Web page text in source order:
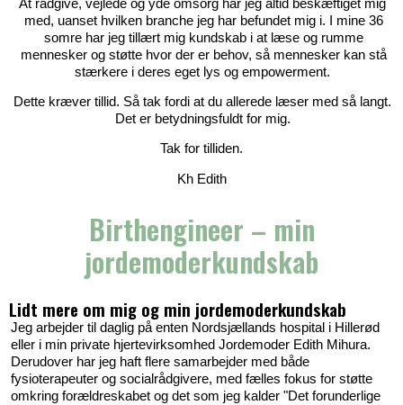
At rådgive, vejlede og yde omsorg har jeg altid beskæftiget mig
med, uanset hvilken branche jeg har befundet mig i. I mine 36
somre har jeg tillært mig kundskab i at læse og rumme
mennesker og støtte hvor der er behov, så mennesker kan stå
stærkere i deres eget lys og empowerment.
Dette kræver tillid. Så tak fordi at du allerede læser med så langt.
Det er betydningsfuldt for mig.
Tak for tilliden.
Kh Edith
Birthengineer – min
jordemoderkundskab
Lidt mere om mig og min jordemoderkundskab
Jeg arbejder til daglig på enten Nordsjællands hospital i Hillerød
eller i min private hjertevirksomhed Jordemoder Edith Mihura.
Derudover har jeg haft flere samarbejder med både
fysioterapeuter og socialrådgivere, med fælles fokus for støtte
omkring forældreskabet og det som jeg kalder "Det forunderlige